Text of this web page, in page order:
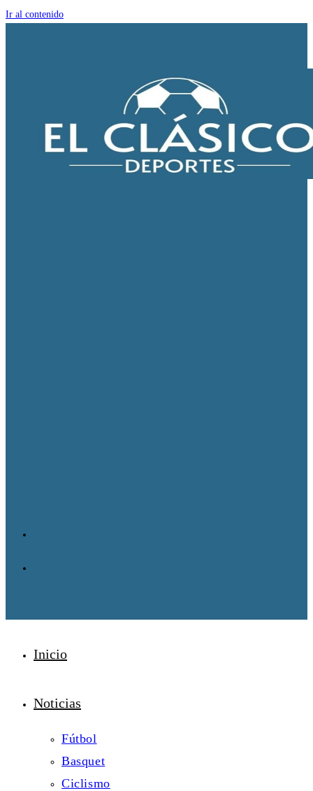
Ir al contenido
Inicio
Noticias
Fútbol
Basquet
Ciclismo